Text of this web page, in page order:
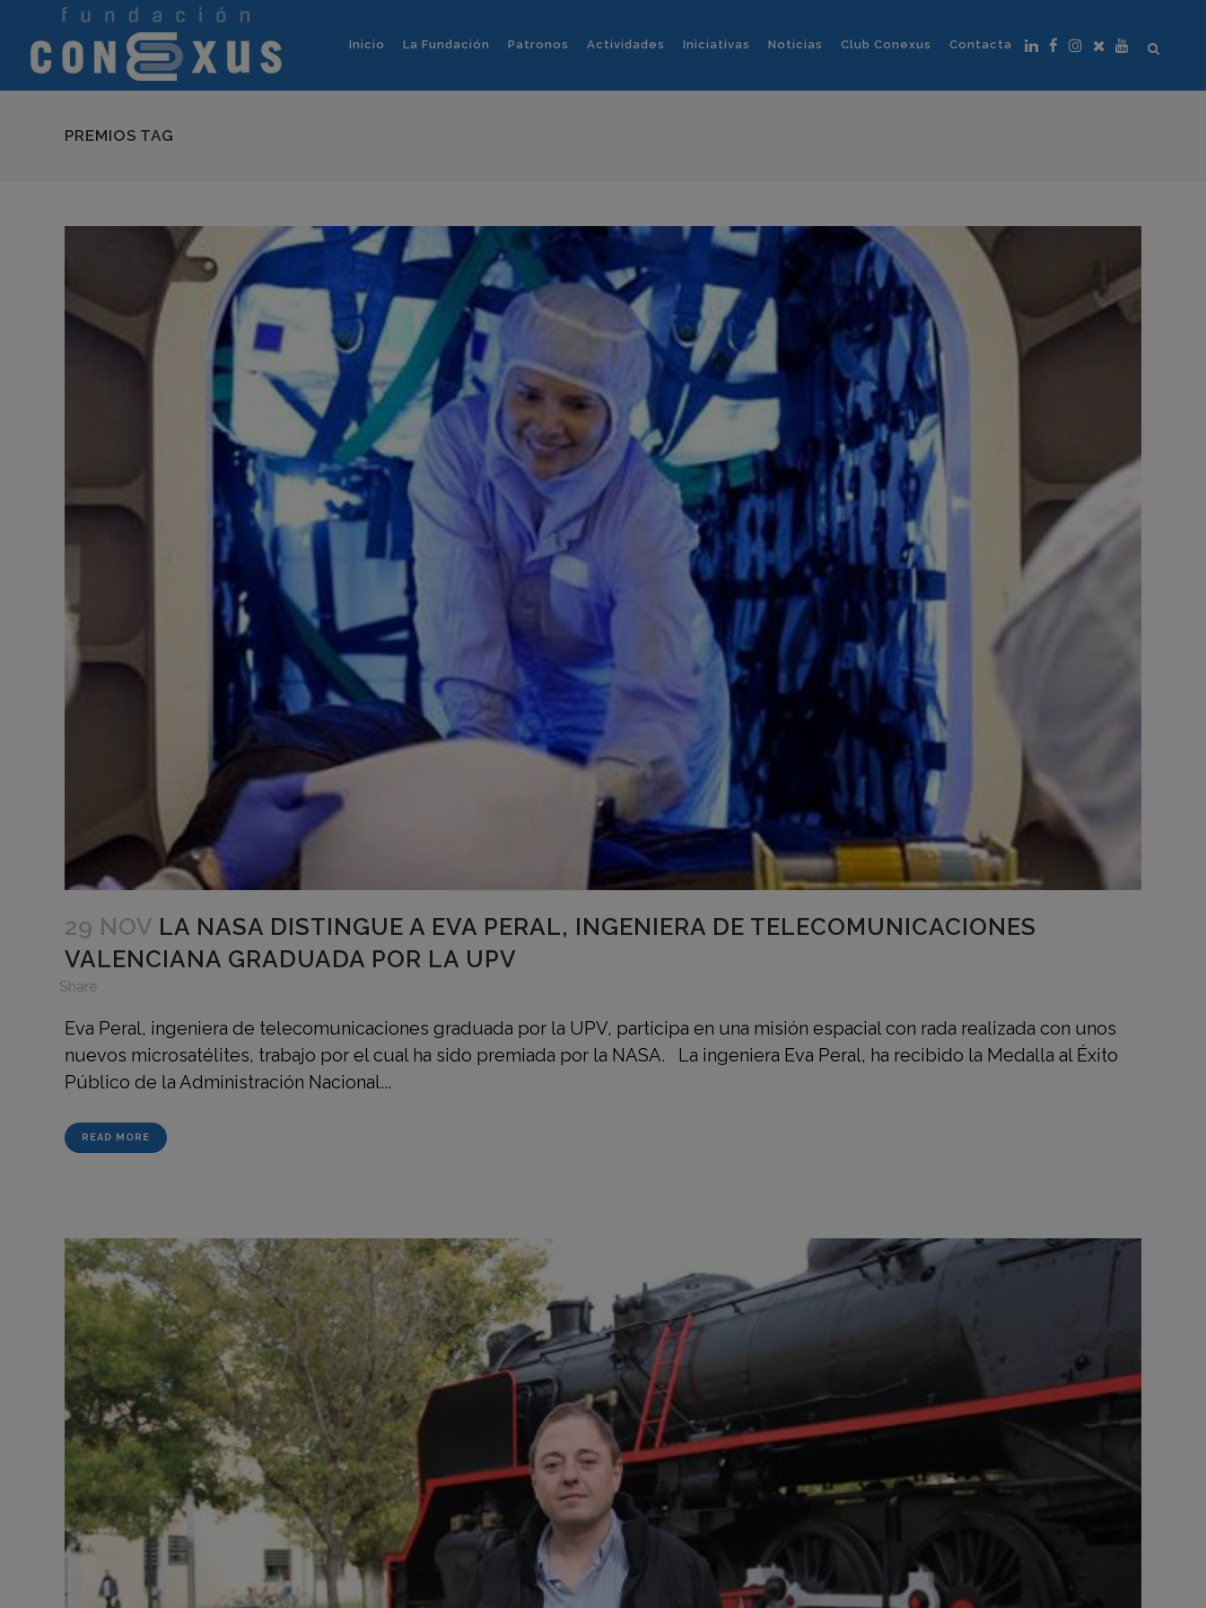
Inicio La Fundación Patronos Actividades Iniciativas Noticias Club Conexus Contacta
PREMIOS TAG
29 NOV LA NASA DISTINGUE A EVA PERAL, INGENIERA DE TELECOMUNICACIONES
VALENCIANA GRADUADA POR LA UPV
Share
Eva Peral, ingeniera de telecomunicaciones graduada por la UPV, participa en una misión espacial con rada realizada con unos
nuevos microsatélites, trabajo por el cual ha sido premiada por la NASA. La ingeniera Eva Peral, ha recibido la Medalla al Éxito
Público de la Administración Nacional...
READ MORE